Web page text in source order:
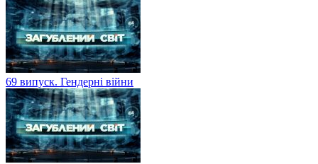
69 випуск. Гендерні війни